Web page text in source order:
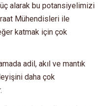
alarak bu potansiyelimizi
Mühendisleri ile
katmak için çok
adil, akıl ve mantık
daha çok